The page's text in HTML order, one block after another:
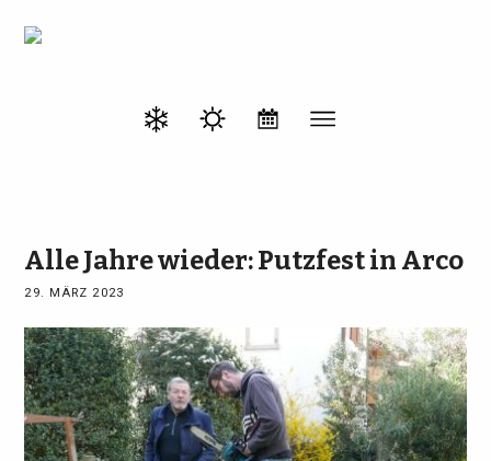
Alle Jahre wieder: Putzfest in Arco
29. MÄRZ 2023